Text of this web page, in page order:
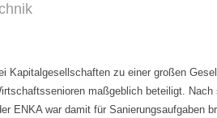
Kapitalgesellschaften zu einer großen
maßgeblich beteiligt. Nach
ENKA war damit für Sanierungsaufgaben